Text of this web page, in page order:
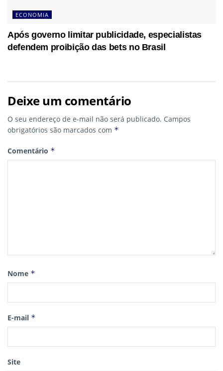
ECONOMIA
Após governo limitar publicidade, especialistas
defendem proibição das bets no Brasil
Deixe um comentário
O seu endereço de e-mail não será publicado. Campos
obrigatórios são marcados com *
Comentário *
Nome *
E-mail *
Site